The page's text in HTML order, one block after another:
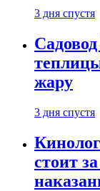
3 дня спустя
жару
3 дня спустя
стоит